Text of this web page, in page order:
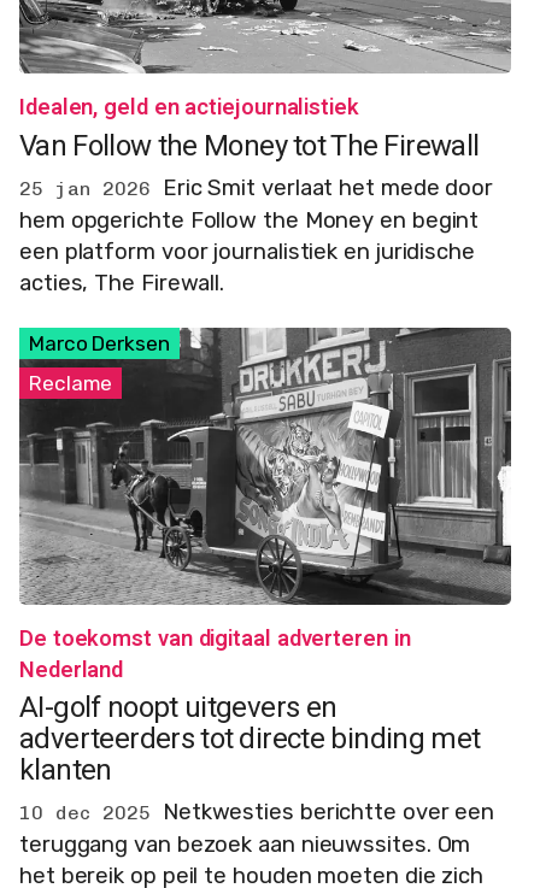
Idealen, geld en actiejournalistiek
Van Follow the Money tot The Firewall
25 jan 2026
Eric Smit verlaat het mede door
hem opgerichte Follow the Money en begint
een platform voor journalistiek en juridische
acties, The Firewall.
Marco Derksen
Reclame
De toekomst van digitaal adverteren in
Nederland
AI-golf noopt uitgevers en
adverteerders tot directe binding met
klanten
10 dec 2025
Netkwesties berichtte over een
teruggang van bezoek aan nieuwssites. Om
het bereik op peil te houden moeten die zich